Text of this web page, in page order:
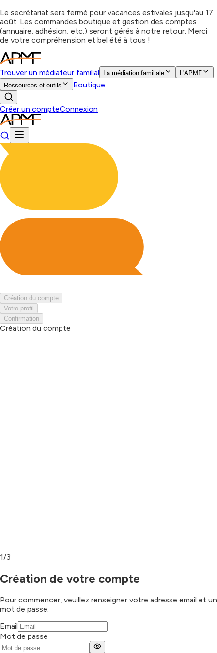
Le secrétariat sera fermé pour vacances estivales jusqu'au 17
août. Les commandes boutique et gestion des comptes
(annuaire, adhésion, etc.) seront gérés à notre retour. Merci
de votre compréhension et bel été à tous !
Trouver un médiateur familial La médiation familiale
L'APMF
Ressources et outils
Boutique
Créer un compteConnexion
Création du compte
Votre profil
Confirmation
Création du compte
1/3
Création de votre compte
Pour commencer, veuillez renseigner votre adresse email et un
mot de passe.
Email
Mot de passe